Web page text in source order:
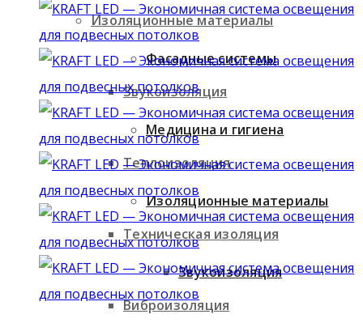
Изоляционные материалы
Звукоизоляция
Теплоизоляция
Техническая изоляция
Виброизоляция
Фасадные системы
Медицина и гигиена
Изоляционные материалы
Звукоизоляция